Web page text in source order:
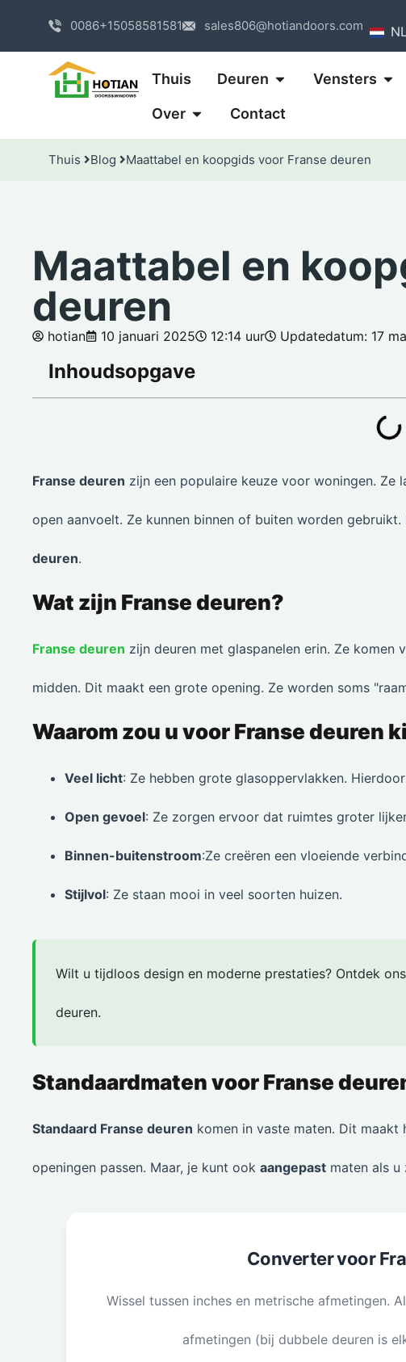
0086+15058581581 sales806@hotiandoors.com
Thuis Deuren Vensters
Over Contact
Thuis Blog Maattabel en koopgids voor Franse deuren
Maattabel en
deuren
hotian 10 januari 2025 12:14 uur Updatedatum: 17
Inhoudsopgave
Franse deuren zijn een populaire keuze voor woningen. Ze
open aanvoelt. Ze kunnen binnen of buiten worden
deuren.
Wat zijn Franse deuren?
Franse deuren zijn deuren met glaspanelen erin. Ze komen
midden. Dit maakt een grote opening. Ze worden soms
Waarom zou u voor Franse deuren
Veel licht: Ze hebben grote glasoppervlakken.
Open gevoel: Ze zorgen ervoor dat ruimtes groter
Binnen-buitenstroom:Ze creëren een vloeiende
Stijlvol: Ze staan mooi in veel soorten huizen.
Wilt u tijdloos design en moderne prestaties? Ontdek
deuren.
Standaardmaten voor Franse
Standaard Franse deuren komen in vaste maten. Dit
openingen passen. Maar, je kunt ook aangepast maten als u
Converter voor
Wissel tussen inches en metrische afmetingen.
afmetingen (bij dubbele deuren is